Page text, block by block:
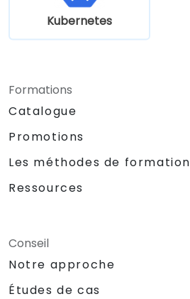
Kubernetes
Formations
Catalogue
Promotions
Les méthodes de formation
Ressources
Conseil
Notre approche
Études de cas